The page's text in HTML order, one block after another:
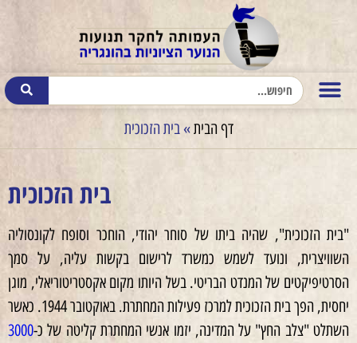
דף הבית»בית הזכוכית
בית הזכוכית
"בית הזכוכית", שהיה ביתו של סוחר יהודי, הוחכר וסופח לקונסוליה
השוויצרית, ונועד לשמש כמשרד לרישום בקשות עליה, על סמך
הסרטיפיקטים של המנדט הבריטי. בשל היותו מקום אקסטריטוריאלי, מוגן
יחסית, הפך בית הזכוכית למרכז פעילות המחתרת. באוקטובר 1944. כאשר
השתלט "צלב החץ" על המדינה, יזמו אנשי המחתרת קליטה של כ-3000